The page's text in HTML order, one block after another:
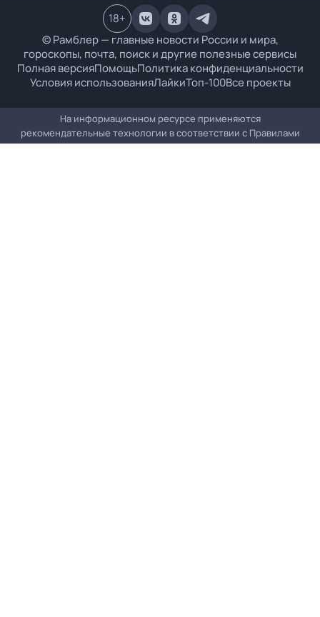
© Рамблер — главные новости России и мира,
гороскопы, почта, поиск и другие полезные сервисы
Полная версияПомощьПолитика конфиденциальности
Условия использованияЛайкиТоп-100Все проекты
18+
На информационном ресурсе применяются
рекомендательные технологии в соответствии с Правилами